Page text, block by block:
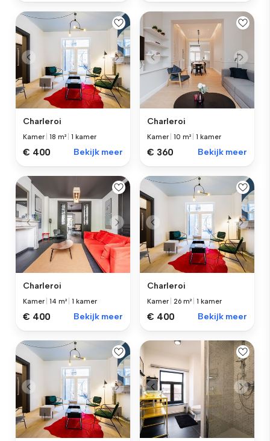
Charleroi
Kamer |18 m² |1 kamer
€ 400 Bekijk meer
Charleroi
Kamer |10 m² |1 kamer
€ 360 Bekijk meer
Charleroi
Kamer |14 m² |1 kamer
€ 400 Bekijk meer
Charleroi
Kamer |26 m² |1 kamer
€ 400 Bekijk meer